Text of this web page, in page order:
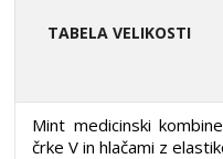
TABELA VELIKOSTI
Mint medicinski
črke V in hlačami z